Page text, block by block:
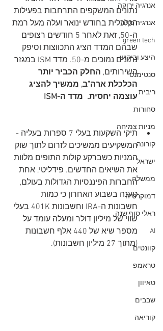
אנרגיה ירוקה
אנרגיה נקיה
green tech
היצע וביקוש
סנטימנט
ריבית
סחורות
מניות צמיחה
קורונה
ישראל
ממשלה
דמוקרטיה
ראלי סוף שנה
AI
קוונטים
טראמפ
טאיוון
שבבים
קוריאה
נתונים המשקפים התרחבות בפעילות
הכלכלית בחודש ינואר ועלה מעל רמת
ה-50, זאת לאחר 5 חודשים רצופים
שבהם המדד הציג התכווצות וסיפק
נתונים נמוכים מ-50. מדד ISM במגזר
השירותים, החלק הכביר יותר
הכלכלת ארה"ב, ממשיך להציג
עוצמה יחסית.  מדד ה-ISM
תיקי השקעות בעלי 7 ספרות בעליה -
המשקיעים ממשיכים לזרום לתוך שוק
המניות כשברקע קולות התופים מלוות
את השיאים החדשים. פידליטי, אחת
החברות הפיננסיות הגדולות בעולם,
טענה בשבוע האחרון כי כמות
חשבונות ה-IRA וחשבונות 401K בעלי
שווי של מיליון דולר ומעלה עומד על
מספר שיא של 440 אלף חשבונות
(מתוך 27 מיליון חשבונות).